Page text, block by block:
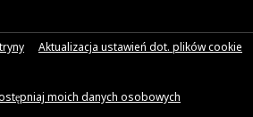
Aktualizacja ustawień dot. plików cookie
moich danych osobowych